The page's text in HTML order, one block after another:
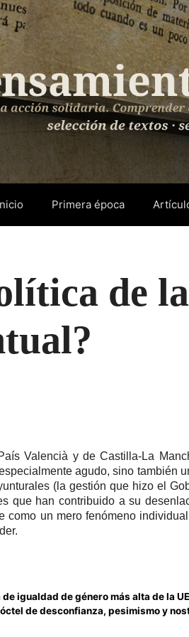
Primera época
de
Valencià y de Castilla-La
agudo, sino también
(la gestión que hizo el
que han contribuido a su
un mero fenómeno
igualdad de género más alta de la UE
de desconfianza, pesimismo y